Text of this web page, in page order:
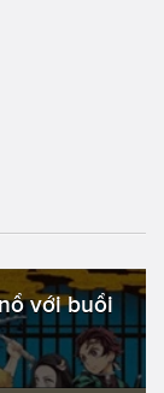
với buổi